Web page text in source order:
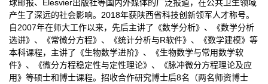
球邮报、Elesvier出版社等国内外媒体的广泛报道，在公共卫生领域
产生了深远的社会影响。2018年获陕西省科技创新领军人才称号。
自2007年在师大工作以来，先后主讲了《数学分析》、《数学分析
选讲》、《常微分方程》、《统计分析与R软件》、《数学建模》等
本科课程，主讲了《生物数学进阶》、《生物数学与常用数学软
件》、《微分方程稳定性与定性理论》、《脉冲微分方程理论及应
用》等硕士和博士课程。招收合作研究博士后8名（两名师资博士